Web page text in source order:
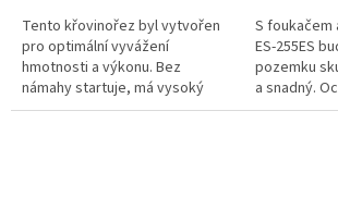
Tento křovinořez byl vytvořen
pro optimální vyvážení
hmotnosti a výkonu. Bez
námahy startuje, má vysoký
točivý moment a lehkou
S foukačem
ES-255ES
pozemku
a snadný.
aretaci